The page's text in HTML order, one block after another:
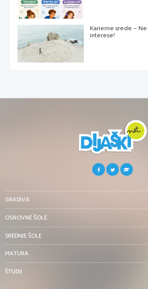
Karierne srede –
interese!
GRADIVA
OSNOVNE ŠOLE
SREDNJE ŠOLE
MATURA
ŠTUDIJ